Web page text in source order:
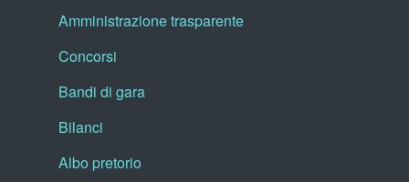
Amministrazione trasparente
Concorsi
Bandi di gara
Bilanci
Albo pretorio